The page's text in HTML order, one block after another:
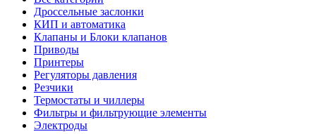
Дроссельные заслонки
КИП и автоматика
Клапаны и Блоки клапанов
Приводы
Принтеры
Регуляторы давления
Резчики
Термостаты и чиллеры
Фильтры и фильтрующие элементы
Электроды